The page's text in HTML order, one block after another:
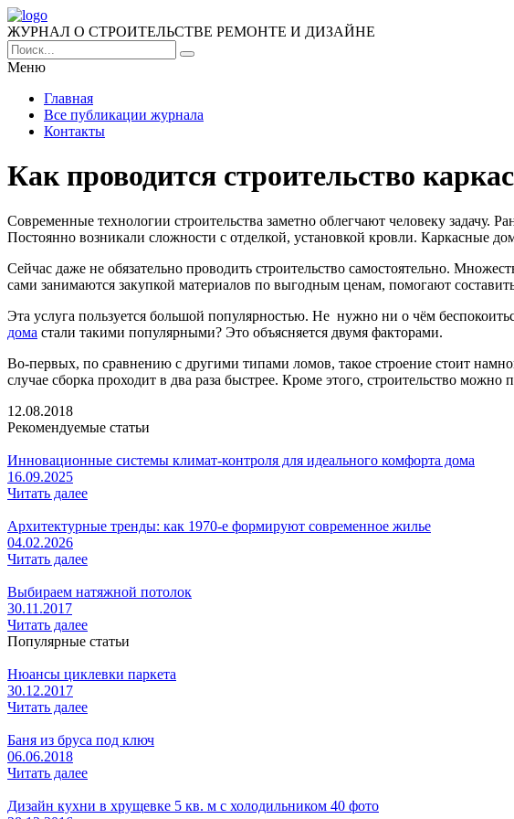
ЖУРНАЛ О СТРОИТЕЛЬСТВЕ РЕМОНТЕ И ДИЗАЙНЕ
Меню
Главная
Все публикации журнала
Контакты
Как проводится строительство
Современные технологии строительства заметно облегчают человеку задачу.
Постоянно возникали сложности с отделкой, установкой кровли. Каркасные
Сейчас даже не обязательно проводить строительство самостоятельно.
сами занимаются закупкой материалов по выгодным ценам, помогают
Эта услуга пользуется большой популярностью. Не нужно ни о чём
дома стали такими популярными? Это объясняется двумя факторами.
Во-первых, по сравнению с другими типами ломов, такое строение стоит
случае сборка проходит в два раза быстрее. Кроме этого, строительство
12.08.2018
Рекомендуемые статьи
Инновационные системы климат-контроля для идеального комфорта дома
16.09.2025
Читать далее
Архитектурные тренды: как 1970-е формируют современное жилье
04.02.2026
Читать далее
Выбираем натяжной потолок
30.11.2017
Читать далее
Популярные статьи
Нюансы циклевки паркета
30.12.2017
Читать далее
Баня из бруса под ключ
06.06.2018
Читать далее
Дизайн кухни в хрущевке 5 кв. м с холодильником 40 фото